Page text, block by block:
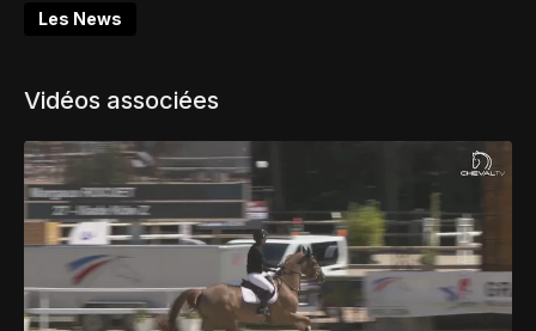
Les News
Vidéos associées